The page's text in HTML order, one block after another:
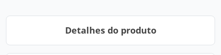
Detalhes do produto